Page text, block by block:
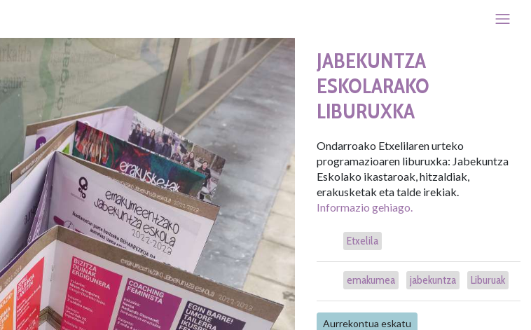
JABEKUNTZA
ESKOLARAKO
LIBURUXKA
Ondarroako Etxelilaren urteko
programazioaren liburuxka: Jabekuntza
Eskolako ikastaroak, hitzaldiak,
erakusketak eta talde irekiak.
Informazio gehiago.
Etxelila
emakumea jabekuntza Liburuak
Aurrekontua eskatu